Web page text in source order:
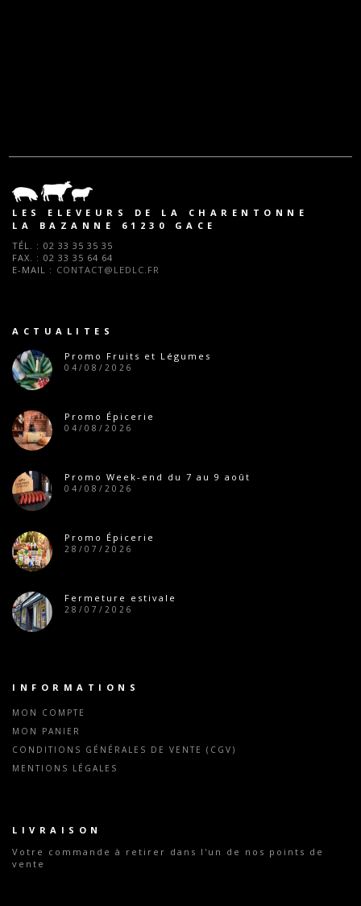
LES ELEVEURS DE LA CHARENTONNE
LA BAZANNE 61230 GACE
TÉL. : 02 33 35 35 35
FAX. : 02 33 35 64 64
E-MAIL : CONTACT@LEDLC.FR
ACTUALITES
Promo Fruits et Légumes
04/08/2026
Promo Épicerie
04/08/2026
Promo Week-end du 7 au 9 août
04/08/2026
Promo Épicerie
28/07/2026
Fermeture estivale
28/07/2026
INFORMATIONS
MON COMPTE
MON PANIER
CONDITIONS GÉNÉRALES DE VENTE (CGV)
MENTIONS LÉGALES
LIVRAISON
Votre commande à retirer dans l'un de nos points de
vente